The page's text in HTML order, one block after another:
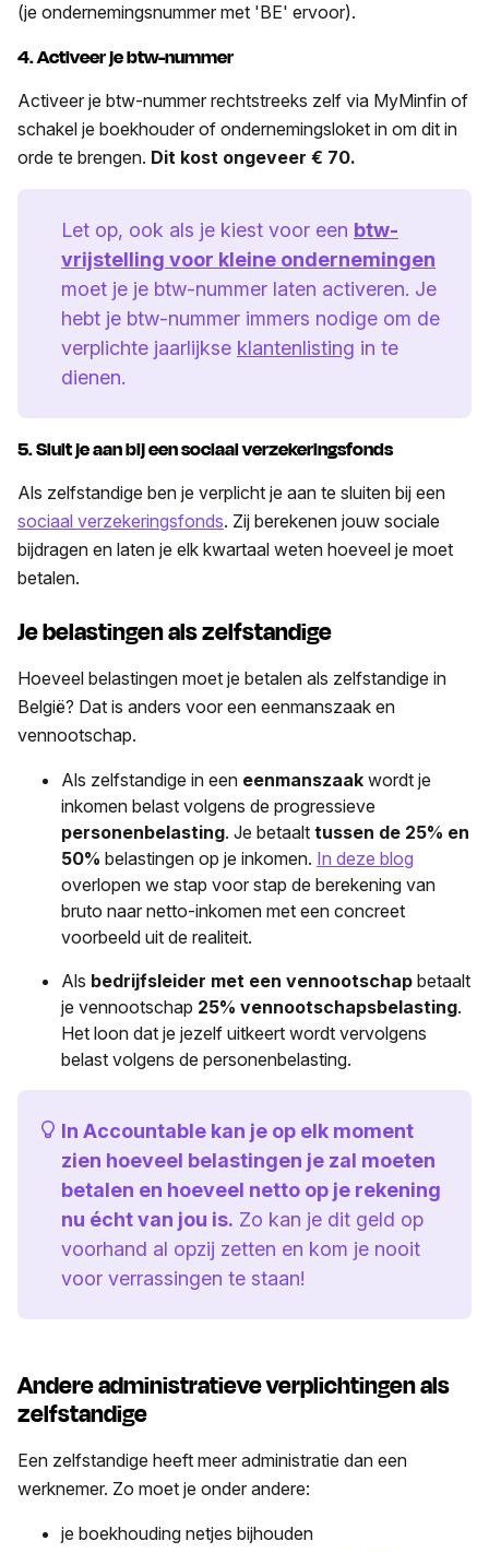
(je ondernemingsnummer met 'BE' ervoor).
4. Activeer je btw-nummer
Activeer je btw-nummer rechtstreeks zelf via MyMinfin of
schakel je boekhouder of ondernemingsloket in om dit in
orde te brengen. Dit kost ongeveer € 70.
Let op, ook als je kiest voor een btw-
vrijstelling voor kleine ondernemingen
moet je je btw-nummer laten activeren. Je
hebt je btw-nummer immers nodige om de
verplichte jaarlijkse klantenlisting in te
dienen.
5. Sluit je aan bij een sociaal verzekeringsfonds
Als zelfstandige ben je verplicht je aan te sluiten bij een
sociaal verzekeringsfonds. Zij berekenen jouw sociale
bijdragen en laten je elk kwartaal weten hoeveel je moet
betalen.
Je belastingen als zelfstandige
Hoeveel belastingen moet je betalen als zelfstandige in
België? Dat is anders voor een eenmanszaak en
vennootschap.
Als zelfstandige in een eenmanszaak wordt je
inkomen belast volgens de progressieve
personenbelasting. Je betaalt tussen de 25% en
50% belastingen op je inkomen. In deze blog
overlopen we stap voor stap de berekening van
bruto naar netto-inkomen met een concreet
voorbeeld uit de realiteit.
Als bedrijfsleider met een vennootschap betaalt
je vennootschap 25% vennootschapsbelasting.
Het loon dat je jezelf uitkeert wordt vervolgens
belast volgens de personenbelasting.
In Accountable kan je op elk moment
zien hoeveel belastingen je zal moeten
betalen en hoeveel netto op je rekening
nu écht van jou is. Zo kan je dit geld op
voorhand al opzij zetten en kom je nooit
voor verrassingen te staan!
Andere administratieve verplichtingen als
zelfstandige
Een zelfstandige heeft meer administratie dan een
werknemer. Zo moet je onder andere:
je boekhouding netjes bijhouden